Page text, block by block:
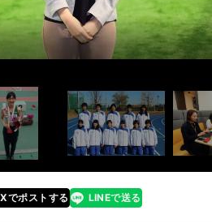
年日本インカレ） photo by Ｇetsuriku
年関東インカレ） photo by Torihara
ー photo by Torihara Saki
by Hanjo Ryoji
＞＞
Xでポストする
line LINEで送る